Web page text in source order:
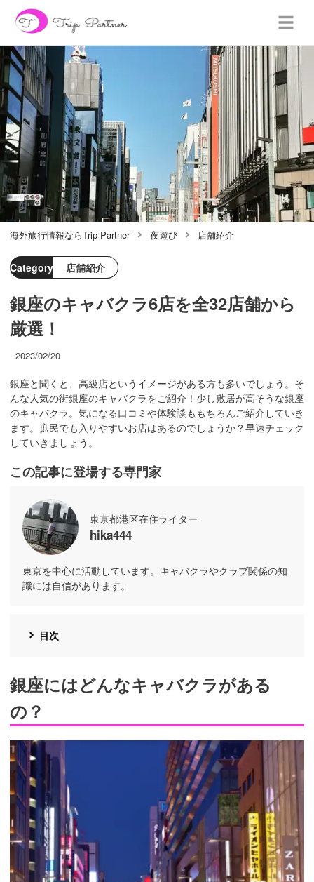
海外旅行情報ならTrip-Partner 夜遊び 店舗紹介
Category 店舗紹介
銀座のキャバクラ6店を全32店舗から
厳選！
2023/02/20
銀座と聞くと、高級店というイメージがある方も多いでしょう。そ
んな人気の街銀座のキャバクラをご紹介！少し敷居が高そうな銀座
のキャバクラ。気になる口コミや体験談ももちろんご紹介していき
ます。庶民でも入りやすいお店はあるのでしょうか？早速チェック
していきましょう。
この記事に登場する専門家
東京都港区在住ライター
hika444
東京を中心に活動しています。キャバクラやクラブ関係の知
識には自信があります。
目次
銀座にはどんなキャバクラがある
の？